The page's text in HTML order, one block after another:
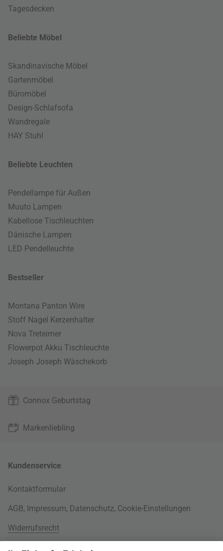
Tagesdecken
Beliebte Möbel
Skandinavische Möbel
Gartenmöbel
Büromöbel
Design-Schlafsofa
Wandregale
HAY Stuhl
Beliebte Leuchten
Pendellampe für Außen
Muuto Lampen
Kabellose Tischleuchten
Dänische Lampen
LED Pendelleuchte
Bestseller
Montana Panton Wire
Stoff Nagel Kerzenhalter
Nova Treteimer
Flowerpot Akku Tischleuchte
Joseph Joseph Wäschekorb
Connox Geburtstag
Markenliebling
Kundenservice
Kontaktformular
AGB, Impressum, Datenschutz, Cookie-Einstellungen
Widerrufsrecht